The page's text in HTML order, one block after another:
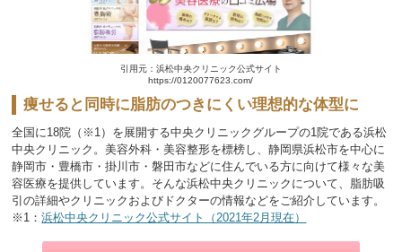
引用元：浜松中央クリニック公式サイト
https://0120077623.com/
痩せると同時に脂肪のつきにくい理想的な体型に
全国に18院（※1）を展開する中央クリニックグループの1院である浜松
中央クリニック。美容外科・美容整形を標榜し、静岡県浜松市を中心に
静岡市・豊橋市・掛川市・磐田市などに住んでいる方に向けて様々な美
容医療を提供しています。そんな浜松中央クリニックについて、脂肪吸
引の詳細やクリニックおよびドクターの情報などをご紹介しています。
※1：浜松中央クリニック公式サイト（2021年2月現在）